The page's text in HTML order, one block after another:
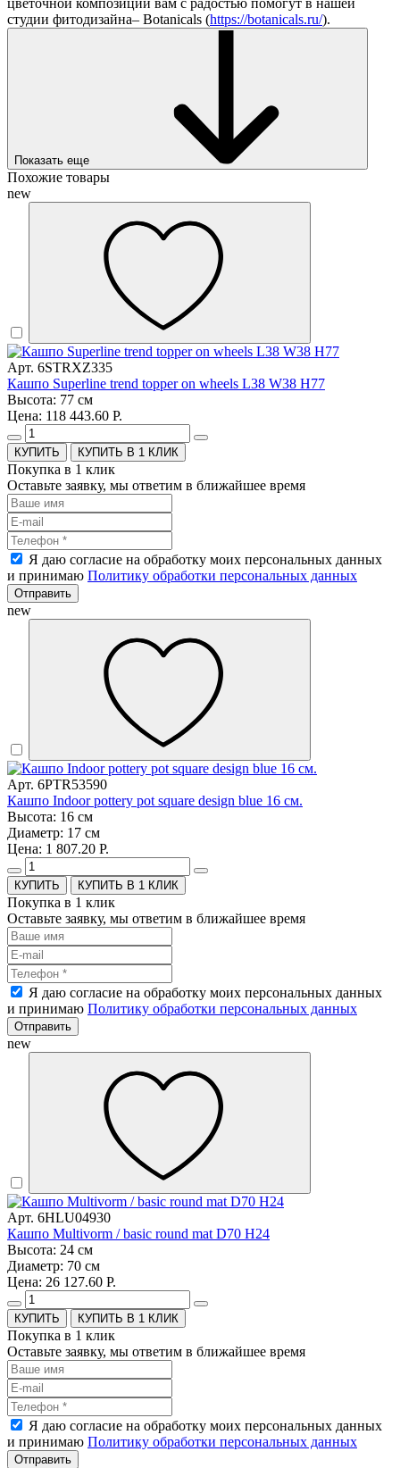
цветочной композиции вам с радостью помогут в нашей
студии фитодизайна– Botanicals (https://botanicals.ru/).
Показать еще
Похожие товары
new
Арт. 6STRXZ335
Кашпо Superline trend topper on wheels L38 W38 H77
Высота: 77 см
Цена: 118 443.60 Р.
КУПИТЬ В 1 КЛИК
Покупка в 1 клик
Оставьте заявку, мы ответим в ближайшее время
Я даю согласие на обработку моих персональных данных
и принимаю Политику обработки персональных данных
Отправить
new
Арт. 6PTR53590
Кашпо Indoor pottery pot square design blue 16 см.
Высота: 16 см
Диаметр: 17 см
Цена: 1 807.20 Р.
КУПИТЬ В 1 КЛИК
Покупка в 1 клик
Оставьте заявку, мы ответим в ближайшее время
Я даю согласие на обработку моих персональных данных
и принимаю Политику обработки персональных данных
Отправить
new
Арт. 6HLU04930
Кашпо Multivorm / basic round mat D70 H24
Высота: 24 см
Диаметр: 70 см
Цена: 26 127.60 Р.
КУПИТЬ В 1 КЛИК
Покупка в 1 клик
Оставьте заявку, мы ответим в ближайшее время
Я даю согласие на обработку моих персональных данных
и принимаю Политику обработки персональных данных
Отправить